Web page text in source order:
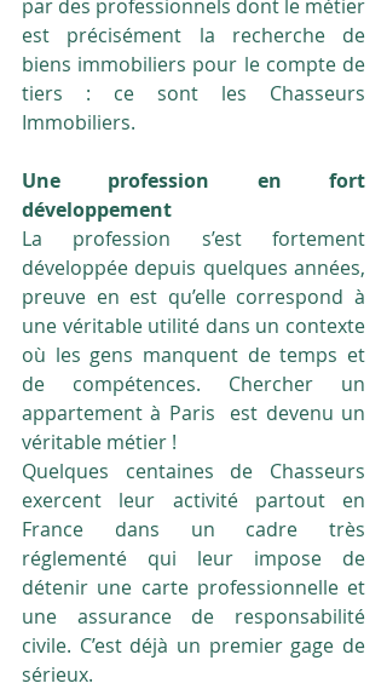
par des professionnels dont le métier
est précisément la recherche de
biens immobiliers pour le compte de
tiers : ce sont les Chasseurs
Immobiliers.
Une profession en fort
développement
La profession s’est fortement
développée depuis quelques années,
preuve en est qu’elle correspond à
une véritable utilité dans un contexte
où les gens manquent de temps et
de compétences. Chercher un
appartement à Paris  est devenu un
véritable métier !
Quelques centaines de Chasseurs
exercent leur activité partout en
France dans un cadre très
réglementé qui leur impose de
détenir une carte professionnelle et
une assurance de responsabilité
civile. C’est déjà un premier gage de
sérieux.